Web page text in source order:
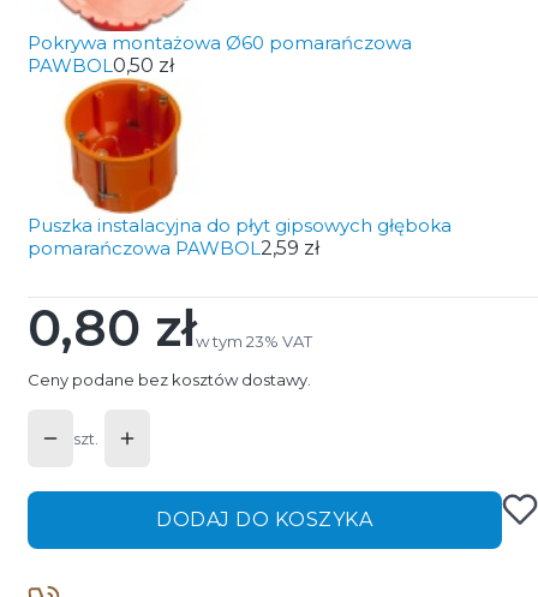
Pokrywa montażowa Ø60 pomarańczowa
PAWBOL0,50 zł
Puszka instalacyjna do płyt gipsowych głęboka
pomarańczowa PAWBOL 2,59 zł
Cena
0,80 złw tym 23% VAT
w tym 23% VAT
Ceny podane bez kosztów dostawy.
szt.
DODAJ DO KOSZYKA